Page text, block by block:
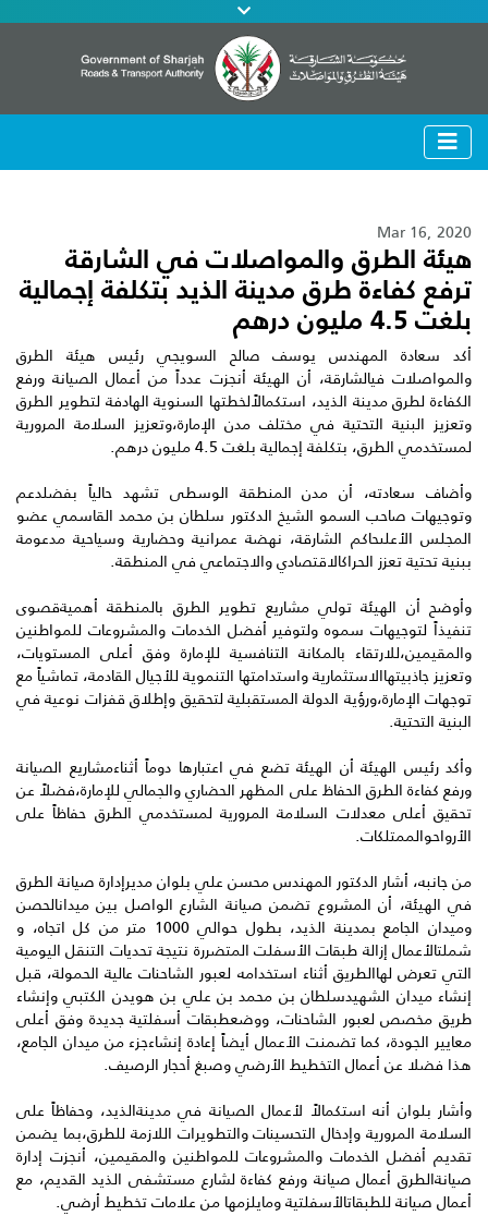
Mar 16, 2020
هيئة الطرق والمواصلات في الشارقة
ترفع كفاءة طرق مدينة الذيد بتكلفة إجمالية
بلغت 4.5 مليون درهم
أكد سعادة المهندس يوسف صالح السويجي رئيس هيئة الطرق
والمواصلات فيالشارقة، أن الهيئة أنجزت عدداً من أعمال الصيانة ورفع
الكفاءة لطرق مدينة الذيد، استكمالاًلخطتها السنوية الهادفة لتطوير الطرق
وتعزيز البنية التحتية في مختلف مدن الإمارة،وتعزيز السلامة المرورية
لمستخدمي الطرق، بتكلفة إجمالية بلغت 4.5 مليون درهم.
وأضاف سعادته، أن مدن المنطقة الوسطى تشهد حالياً بفضلدعم
وتوجيهات صاحب السمو الشيخ الدكتور سلطان بن محمد القاسمي عضو
المجلس الأعلىحاكم الشارقة، نهضة عمرانية وحضارية وسياحية مدعومة
ببنية تحتية تعزز الحراكالاقتصادي والاجتماعي في المنطقة.
وأوضح أن الهيئة تولي مشاريع تطوير الطرق بالمنطقة أهميةقصوى
تنفيذاً لتوجيهات سموه ولتوفير أفضل الخدمات والمشروعات للمواطنين
والمقيمين،للارتقاء بالمكانة التنافسية للإمارة وفق أعلى المستويات،
وتعزيز جاذبيتهاالاستثمارية واستدامتها التنموية للأجيال القادمة، تماشياً مع
توجهات الإمارة،ورؤية الدولة المستقبلية لتحقيق وإطلاق قفزات نوعية في
البنية التحتية.
وأكد رئيس الهيئة أن الهيئة تضع في اعتبارها دوماً أثناءمشاريع الصيانة
ورفع كفاءة الطرق الحفاظ على المظهر الحضاري والجمالي للإمارة،فضلاً عن
تحقيق أعلى معدلات السلامة المرورية لمستخدمي الطرق حفاظاً على
الأرواحوالممتلكات.
من جانبه، أشار الدكتور المهندس محسن علي بلوان مديرإدارة صيانة الطرق
في الهيئة، أن المشروع تضمن صيانة الشارع الواصل بين ميدانالحصن
وميدان الجامع بمدينة الذيد، بطول حوالي 1000 متر من كل اتجاه، و
شملتالأعمال إزالة طبقات الأسفلت المتضررة نتيجة تحديات التنقل اليومية
التي تعرض لهاالطريق أثناء استخدامه لعبور الشاحنات عالية الحمولة، قبل
إنشاء ميدان الشهيدسلطان بن محمد بن علي بن هويدن الكتبي وإنشاء
طريق مخصص لعبور الشاحنات، ووضعطبقات أسفلتية جديدة وفق أعلى
معايير الجودة، كما تضمنت الأعمال أيضاً إعادة إنشاءجزء من ميدان الجامع،
هذا فضلا عن أعمال التخطيط الأرضي وصبغ أحجار الرصيف.
وأشار بلوان أنه استكمالاً لأعمال الصيانة في مدينةالذيد، وحفاظاً على
السلامة المرورية وإدخال التحسينات والتطويرات اللازمة للطرق،بما يضمن
تقديم أفضل الخدمات والمشروعات للمواطنين والمقيمين، أنجزت إدارة
صيانةالطرق أعمال صيانة ورفع كفاءة لشارع مستشفى الذيد القديم، مع
أعمال صيانة للطبقاتالأسفلتية ومايلزمها من علامات تخطيط أرضي.